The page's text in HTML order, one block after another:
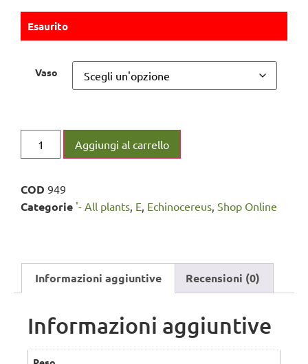
Esaurito
Vaso
Aggiungi al carrello
COD 949
Categorie '- All plants, E, Echinocereus, Shop Online
Informazioni aggiuntive Recensioni (0)
Informazioni aggiuntive